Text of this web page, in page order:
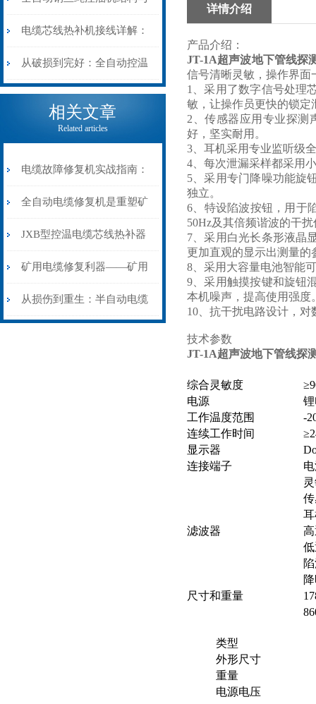
断逻辑
辑
工作原理：揭秘高效润滑的
机械密码
电缆芯线热补机接线详解：
从入门到精通
从破损到完好：全自动控温
电缆热补机的核心价值
相关文章
Related articles
电缆故障修复机实战指南：
从“盲测”到“精确定点”的三
步作业法
全自动电缆修复机是重塑矿
山电力动脉的“智能外科医
生”
JXB型控温电缆芯线热补器
安装与接线：精准修复的工
艺基石
矿用电缆修复利器——矿用
电缆热补机智能控温，安全
从损伤到重生：半自动电缆
详情介绍
产品介绍：
JT-1A超声波地下管线探
信号清晰灵敏，操作界面
1、采用了数字信号处理
敏，让操作员更快的锁定
2、传感器应用专业探测
好，坚实耐用。
3、耳机采用专业监听级
4、每次泄漏采样都采用
5、采用专门降噪功能旋
独立。
6、特设陷波按钮，用于
50Hz及其倍频谐波的干
7、采用白光长条形液晶
更加直观的显示出测量的
8、采用大容量电池智能
9、采用触摸按键和旋钮
本机噪声，提高使用强度
10、抗干扰电路设计，
技术参数
JT-1A超声波地下管线探
综合灵敏度
电源
工作温度范围
-
连续工作时间
显示器
连接端子
滤波器
尺寸和重量
类型
外形尺寸
重量
电源电压